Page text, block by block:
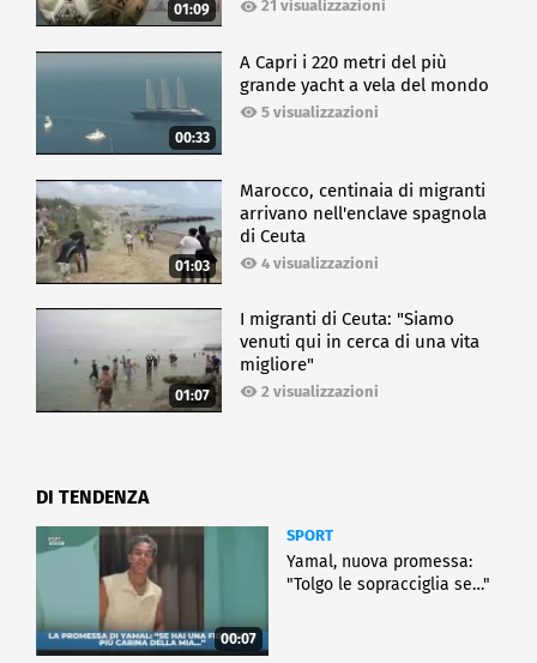
01:09 21 visualizzazioni
00:33
A Capri i 220 metri del più
grande yacht a vela del mondo
5 visualizzazioni
01:03
Marocco, centinaia di migranti
arrivano nell'enclave spagnola
di Ceuta
4 visualizzazioni
01:07
I migranti di Ceuta: "Siamo
venuti qui in cerca di una vita
migliore"
2 visualizzazioni
DI TENDENZA
00:07
SPORT
Yamal, nuova promessa:
"Tolgo le sopracciglia se…"